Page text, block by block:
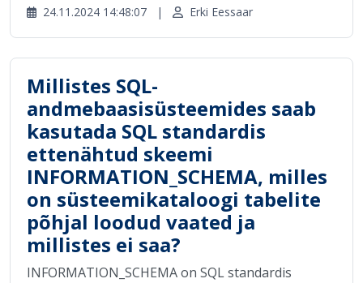
24.11.2024 14:48:07 | Erki Eessaar
Millistes SQL-
andmebaasisüsteemides saab
kasutada SQL standardis
ettenähtud skeemi
INFORMATION_SCHEMA, milles
on süsteemikataloogi tabelite
põhjal loodud vaated ja
millistes ei saa?
INFORMATION_SCHEMA on SQL standardis